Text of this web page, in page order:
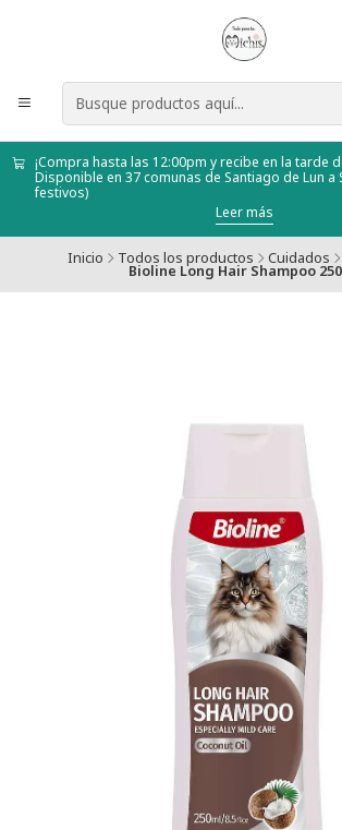
¡Compra hasta las 12:00pm y recibe en la tarde
Disponible en 37 comunas de Santiago de Lun a
festivos)
Leer más
Inicio Todos los productos Cuidados
Bioline Long Hair Shampoo